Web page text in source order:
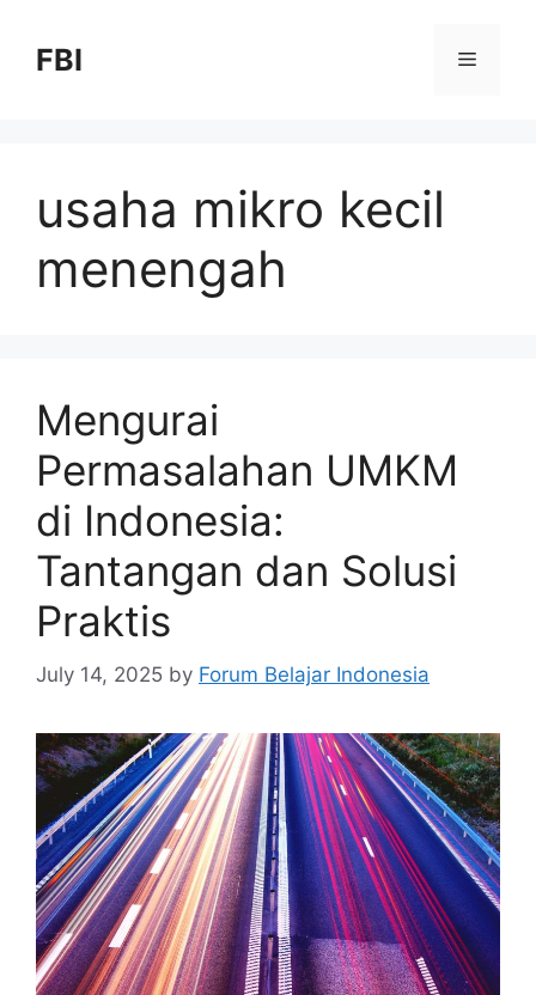
FBI
usaha mikro kecil
menengah
Mengurai
Permasalahan UMKM
di Indonesia:
Tantangan dan Solusi
Praktis
July 14, 2025 by Forum Belajar Indonesia